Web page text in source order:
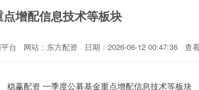
增配信息技术等板块
台 网站：东方配资 日期：2026-06-12 00:47:36 查